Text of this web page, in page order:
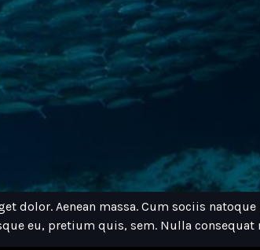
dolor. Aenean massa. Cum sociis
eu, pretium quis, sem. Nulla consequat